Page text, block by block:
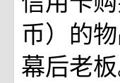
币）的
幕后老板